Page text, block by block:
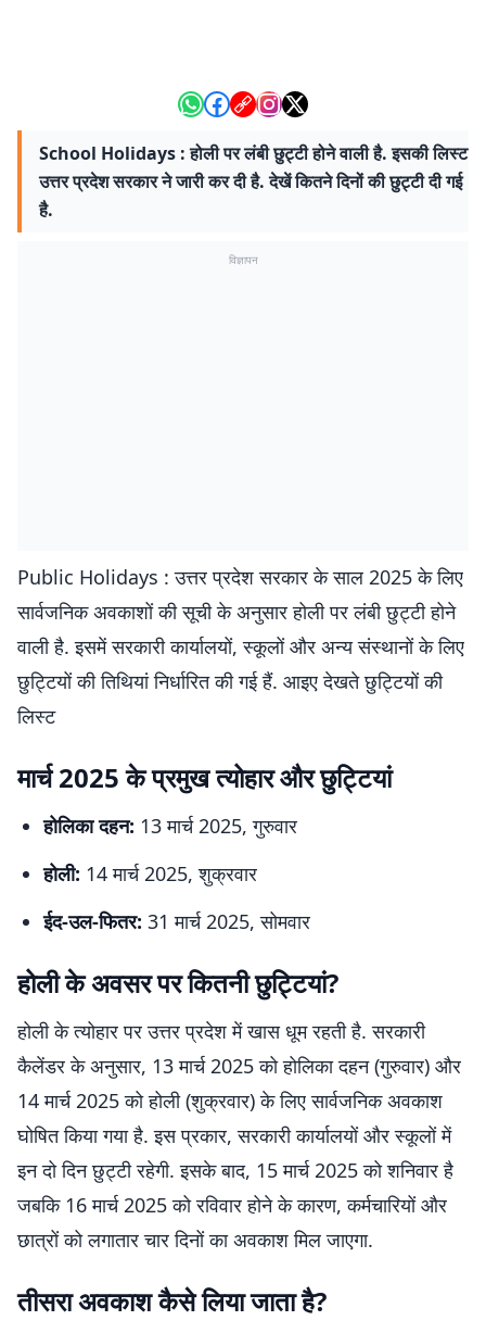
School Holidays : होली पर लंबी छुट्टी होने वाली है. इसकी लिस्ट
उत्तर प्रदेश सरकार ने जारी कर दी है. देखें कितने दिनों की छुट्टी दी गई
है.
विज्ञापन
Public Holidays : उत्तर प्रदेश सरकार के साल 2025 के लिए
सार्वजनिक अवकाशों की सूची के अनुसार होली पर लंबी छुट्टी होने
वाली है. इसमें सरकारी कार्यालयों, स्कूलों और अन्य संस्थानों के लिए
छुट्टियों की तिथियां निर्धारित की गई हैं. आइए देखते छुट्टियों की
लिस्ट
मार्च 2025 के प्रमुख त्योहार और छुट्टियां
होलिका दहन: 13 मार्च 2025, गुरुवार
होली: 14 मार्च 2025, शुक्रवार
ईद-उल-फितर: 31 मार्च 2025, सोमवार
होली के अवसर पर कितनी छुट्टियां?
होली के त्योहार पर उत्तर प्रदेश में खास धूम रहती है. सरकारी
कैलेंडर के अनुसार, 13 मार्च 2025 को होलिका दहन (गुरुवार) और
14 मार्च 2025 को होली (शुक्रवार) के लिए सार्वजनिक अवकाश
घोषित किया गया है. इस प्रकार, सरकारी कार्यालयों और स्कूलों में
इन दो दिन छुट्टी रहेगी. इसके बाद, 15 मार्च 2025 को शनिवार है
जबकि 16 मार्च 2025 को रविवार होने के कारण, कर्मचारियों और
छात्रों को लगातार चार दिनों का अवकाश मिल जाएगा.
तीसरा अवकाश कैसे लिया जाता है?